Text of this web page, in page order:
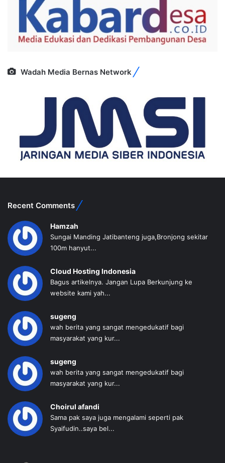
Wadah Media Bernas Network
Recent Comments
Hamzah
Sungai Manding Jatibanteng juga,Bronjong sekitar
100m hanyut...
Cloud Hosting Indonesia
Bagus artikelnya. Jangan Lupa Berkunjung ke
website kami yah...
sugeng
wah berita yang sangat mengedukatif bagi
masyarakat yang kur...
sugeng
wah berita yang sangat mengedukatif bagi
masyarakat yang kur...
Choirul afandi
Sama pak saya juga mengalami seperti pak
Syaifudin..saya bel...